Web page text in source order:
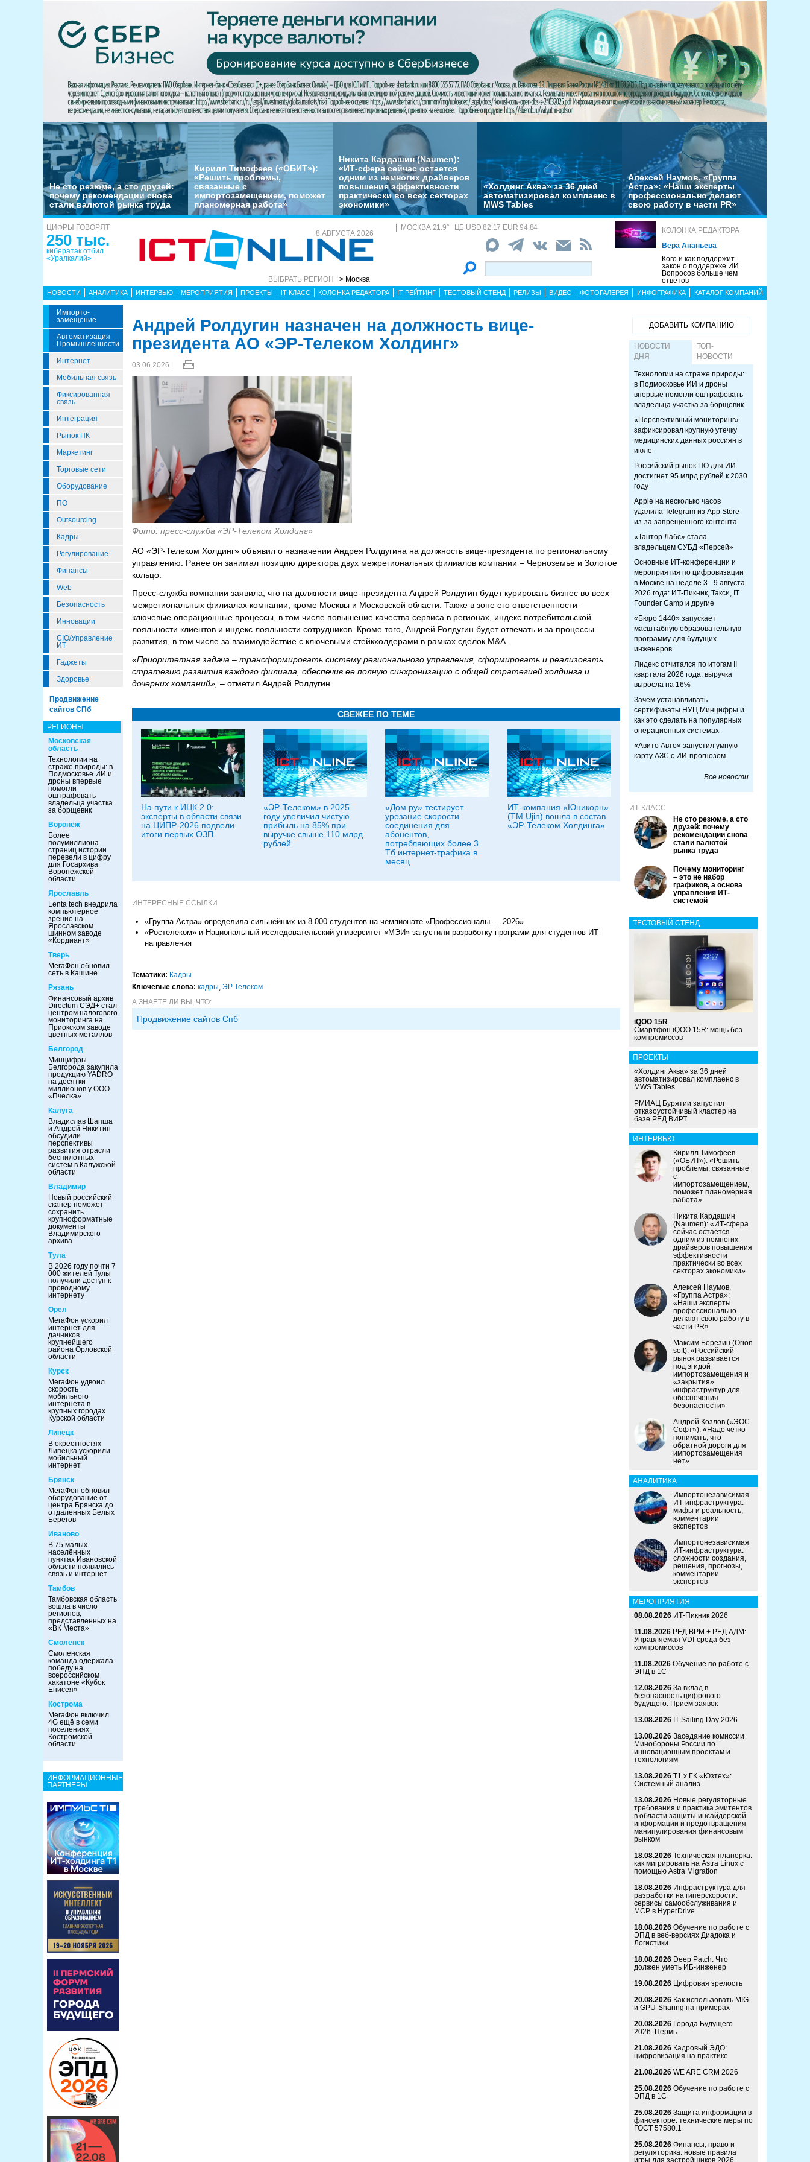
Не сто резюме, а сто друзей:
почему рекомендации снова
стали валютой рынка труда
Кирилл Тимофеев («ОБИТ»):
«Решить проблемы,
связанные с
импортозамещением, поможет
планомерная работа»
Никита Кардашин (Naumen):
«ИТ-сфера сейчас остается
одним из немногих драйверов
повышения эффективности
практически во всех секторах
экономики»
«Холдинг Аква» за 36 дней
автоматизировал комплаенс в
MWS Tables
Алексей Наумов, «Группа
Астра»: «Наши эксперты
профессионально делают
свою работу в части PR»
ЦИФРЫ ГОВОРЯТ
250 тыс.
кибератак отбил
«Уралкалий»
8 АВГУСТА 2026
ВЫБРАТЬ РЕГИОН > Москва
МОСКВА 21.9° ЦБ USD 82.17 EUR 94.84
КОЛОНКА РЕДАКТОРА
Вера Ананьева
Кого и как поддержит
закон о поддержке ИИ.
Вопросов больше чем
ответов
НОВОСТИ АНАЛИТИКА ИНТЕРВЬЮ МЕРОПРИЯТИЯ ПРОЕКТЫ IT КЛАСС КОЛОНКА РЕДАКТОРА IT РЕЙТИНГ ТЕСТОВЫЙ СТЕНД РЕЛИЗЫ ВИДЕО ФОТОГАЛЕРЕЯ ИНФОГРАФИКА КАТАЛОГ КОМПАНИЙ
Импорто­
Замещение
Автоматизация
Промышленности
Интернет
Мобильная связь
Фиксированная
связь
Интеграция
Рынок ПК
Маркетинг
Торговые сети
Оборудование
ПО
Outsourcing
Кадры
Регулирование
Финансы
Web
Безопасность
Инновации
CIO/Управление
ИТ
Гаджеты
Здоровье
Продвижение
сайтов СПб
РЕГИОНЫ
Московская
область
Технологии на
страже природы: в
Подмосковье ИИ и
дроны впервые
помогли
оштрафовать
владельца участка
за борщевик
Воронеж
Более
полумиллиона
страниц истории
перевели в цифру
для Госархива
Воронежской
области
Ярославль
Lenta tech внедрила
компьютерное
зрение на
Ярославском
шинном заводе
«Кордиант»
Тверь
МегаФон обновил
сеть в Кашине
Рязань
Финансовый архив
Directum СЭД+ стал
центром налогового
мониторинга на
Приокском заводе
цветных металлов
Белгород
Минцифры
Белгорода закупила
продукцию YADRO
на десятки
миллионов у ООО
«Пчелка»
Калуга
Владислав Шапша
и Андрей Никитин
обсудили
перспективы
развития отрасли
беспилотных
систем в Калужской
области
Владимир
Новый российский
сканер поможет
сохранить
крупноформатные
документы
Владимирского
архива
Тула
В 2026 году почти 7
000 жителей Тулы
получили доступ к
проводному
интернету
Орел
МегаФон ускорил
интернет для
дачников
крупнейшего
района Орловской
области
Курск
МегаФон удвоил
скорость
мобильного
интернета в
крупных городах
Курской области
Липецк
В окрестностях
Липецка ускорили
мобильный
интернет
Брянск
МегаФон обновил
оборудование от
центра Брянска до
отдаленных Белых
Берегов
Иваново
В 75 малых
населённых
пунктах Ивановской
области появились
связь и интернет
Тамбов
Тамбовская область
вошла в число
регионов,
представленных на
«ВК Места»
Смоленск
Смоленская
команда одержала
победу на
всероссийском
хакатоне «Кубок
Енисея»
Кострома
МегаФон включил
4G ещё в семи
поселениях
Костромской
области
ИНФОРМАЦИОННЫЕ
ПАРТНЕРЫ
Андрей Ролдугин назначен на должность вице-
президента АО «ЭР-Телеком Холдинг»
03.06.2026 |
Фото: пресс-служба «ЭР-Телеком Холдинг»
АО «ЭР-Телеком Холдинг» объявил о назначении Андрея Ролдугина на должность вице-президента по региональному
управлению. Ранее он занимал позицию директора двух межрегиональных филиалов компании – Черноземье и Золотое
кольцо.
Пресс-служба компании заявила, что на должности вице-президента Андрей Ролдугин будет курировать бизнес во всех
межрегиональных филиалах компании, кроме Москвы и Московской области. Также в зоне его ответственности —
ключевые операционные процессы, в том числе повышение качества сервиса в регионах, индекс потребительской
лояльности клиентов и индекс лояльности сотрудников. Кроме того, Андрей Ролдугин будет отвечать и за процессы
развития, в том числе за взаимодействие с ключевыми стейкхолдерами в рамках сделок M&A.
«Приоритетная задача – трансформировать систему регионального управления, сформировать и реализовать
стратегию развития каждого филиала, обеспечив ее полную синхронизацию с общей стратегией холдинга и
дочерних компаний», – отметил Андрей Ролдугин.
СВЕЖЕЕ ПО ТЕМЕ
На пути к ИЦК 2.0:
эксперты в области связи
на ЦИПР-2026 подвели
итоги первых ОЗП
«ЭР-Телеком» в 2025
году увеличил чистую
прибыль на 85% при
выручке свыше 110 млрд
рублей
«Дом.ру» тестирует
урезание скорости
соединения для
абонентов,
потребляющих более 3
Тб интернет-трафика в
месяц
ИТ‑компания «Юникорн»
(ТМ Ujin) вошла в состав
«ЭР‑Телеком Холдинга»
ИНТЕРЕСНЫЕ ССЫЛКИ
«Группа Астра» определила сильнейших из 8 000 студентов на чемпионате «Профессионалы — 2026»
«Ростелеком» и Национальный исследовательский университет «МЭИ» запустили разработку программ для студентов ИТ-
направления
Тематики: Кадры
Ключевые слова: кадры, ЭР Телеком
А ЗНАЕТЕ ЛИ ВЫ, ЧТО:
Продвижение сайтов Спб
ДОБАВИТЬ КОМПАНИЮ
НОВОСТИ
ДНЯ
ТОП-
НОВОСТИ
Технологии на страже природы:
в Подмосковье ИИ и дроны
впервые помогли оштрафовать
владельца участка за борщевик
«Перспективный мониторинг»
зафиксировал крупную утечку
медицинских данных россиян в
июле
Российский рынок ПО для ИИ
достигнет 95 млрд рублей к 2030
году
Apple на несколько часов
удалила Telegram из App Store
из-за запрещенного контента
«Тантор Лабс» стала
владельцем СУБД «Персей»
Основные ИТ-конференции и
мероприятия по цифровизации
в Москве на неделе 3 - 9 августа
2026 года: ИТ-Пикник, Такси, IT
Founder Camp и другие
«Бюро 1440» запускает
масштабную образовательную
программу для будущих
инженеров
Яндекс отчитался по итогам II
квартала 2026 года: выручка
выросла на 16%
Зачем устанавливать
сертификаты НУЦ Минцифры и
как это сделать на популярных
операционных системах
«Авито Авто» запустил умную
карту АЗС с ИИ-прогнозом
Все новости
ИТ-КЛАСС
Не сто резюме, а сто
друзей: почему
рекомендации снова
стали валютой
рынка труда
Почему мониторинг
– это не набор
графиков, а основа
управления ИТ-
системой
ТЕСТОВЫЙ СТЕНД
iQOO 15R
Смартфон iQOO 15R: мощь без
компромиссов
ПРОЕКТЫ
«Холдинг Аква» за 36 дней
автоматизировал комплаенс в
MWS Tables
РМИАЦ Бурятии запустил
отказоустойчивый кластер на
базе РЕД ВИРТ
ИНТЕРВЬЮ
Кирилл Тимофеев
(«ОБИТ»): «Решить
проблемы, связанные
с
импортозамещением,
поможет планомерная
работа»
Никита Кардашин
(Naumen): «ИТ-сфера
сейчас остается
одним из немногих
драйверов повышения
эффективности
практически во всех
секторах экономики»
Алексей Наумов,
«Группа Астра»:
«Наши эксперты
профессионально
делают свою работу в
части PR»
Максим Березин (Orion
soft): «Российский
рынок развивается
под эгидой
импортозамещения и
«закрытия»
инфраструктур для
обеспечения
безопасности»
Андрей Козлов («ЭОС
Софт»): «Надо четко
понимать, что
обратной дороги для
импортозамещения
нет»
АНАЛИТИКА
Импортонезависимая
ИТ-инфраструктура:
мифы и реальность,
комментарии
экспертов
Импортонезависимая
ИТ-инфраструктура:
сложности создания,
решения, прогнозы,
комментарии
экспертов
МЕРОПРИЯТИЯ
08.08.2026 ИТ-Пикник 2026
11.08.2026 РЕД ВРМ + РЕД АДМ:
Управляемая VDI-среда без
компромиссов
11.08.2026 Обучение по работе с
ЭПД в 1С
12.08.2026 За вклад в
безопасность цифрового
будущего. Прием заявок
13.08.2026 IT Sailing Day 2026
13.08.2026 Заседание комиссии
Минобороны России по
инновационным проектам и
технологиям
13.08.2026 Т1 x ГК «Юзтех»:
Системный анализ
13.08.2026 Новые регуляторные
требования и практика эмитентов
в области защиты инсайдерской
информации и предотвращения
манипулирования финансовым
рынком
18.08.2026 Техническая планерка:
как мигрировать на Astra Linux с
помощью Astra Migration
18.08.2026 Инфраструктура для
разработки на гиперскорости:
сервисы самообслуживания и
MCP в HyperDrive
18.08.2026 Обучение по работе с
ЭПД в веб-версиях Диадока и
Логистики
18.08.2026 Deep Patch: Что
должен уметь ИБ-инженер
19.08.2026 Цифровая зрелость
20.08.2026 Как использовать MIG
и GPU-Sharing на примерах
20.08.2026 Города Будущего
2026. Пермь
21.08.2026 Кадровый ЭДО:
цифровизация на практике
21.08.2026 WE ARE CRM 2026
25.08.2026 Обучение по работе с
ЭПД в 1С
25.08.2026 Защита информации в
финсекторе: технические меры по
ГОСТ 57580.1
25.08.2026 Финансы, право и
регуляторика: новые правила